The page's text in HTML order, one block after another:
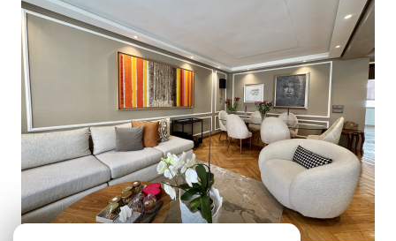
VOIR LE BIEN